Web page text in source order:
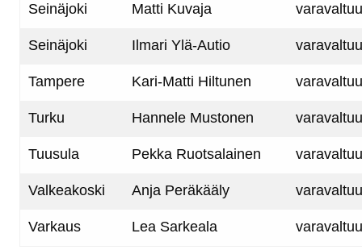
Seinäjoki Matti Kuvaja
Seinäjoki Ilmari Ylä-Autio
Tampere Kari-Matti Hiltunen
Turku Hannele Mustonen
Tuusula Pekka Ruotsalainen
Valkeakoski Anja Peräkääly
Varkaus Lea Sarkeala